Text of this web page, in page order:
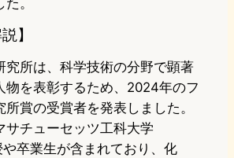
。
】
究所は、科学技術の分野で顕著
物を表彰するため、2024年のフ
賞の受賞者を発表しました。
サチューセッツ工科大学
や卒業生が含まれており、化